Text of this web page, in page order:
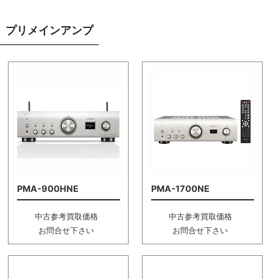
プリメインアンプ
PMA-900HNE
中古参考買取価格
お問合せ下さい
PMA-1700NE
中古参考買取価格
お問合せ下さい